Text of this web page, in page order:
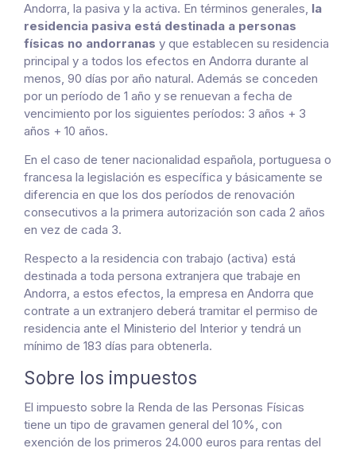
Andorra, la pasiva y la activa. En términos generales, la
residencia pasiva está destinada a personas
físicas no andorranas y que establecen su residencia
principal y a todos los efectos en Andorra durante al
menos, 90 días por año natural. Además se conceden
por un período de 1 año y se renuevan a fecha de
vencimiento por los siguientes períodos: 3 años + 3
años + 10 años.
En el caso de tener nacionalidad española, portuguesa o
francesa la legislación es específica y básicamente se
diferencia en que los dos períodos de renovación
consecutivos a la primera autorización son cada 2 años
en vez de cada 3.
Respecto a la residencia con trabajo (activa) está
destinada a toda persona extranjera que trabaje en
Andorra, a estos efectos, la empresa en Andorra que
contrate a un extranjero deberá tramitar el permiso de
residencia ante el Ministerio del Interior y tendrá un
mínimo de 183 días para obtenerla.
Sobre los impuestos
El impuesto sobre la Renda de las Personas Físicas
tiene un tipo de gravamen general del 10%, con
exención de los primeros 24.000 euros para rentas del